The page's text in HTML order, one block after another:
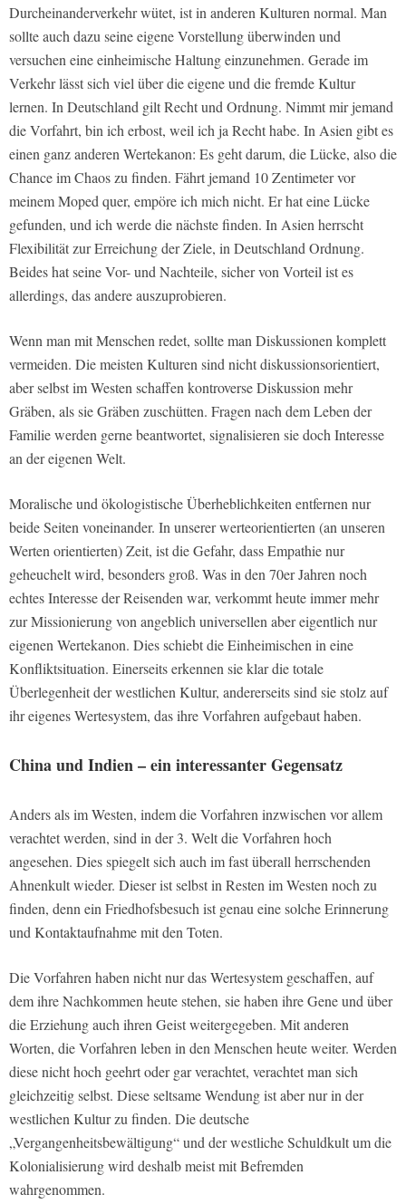
Durcheinanderverkehr wütet, ist in anderen Kulturen normal. Man
sollte auch dazu seine eigene Vorstellung überwinden und
versuchen eine einheimische Haltung einzunehmen. Gerade im
Verkehr lässt sich viel über die eigene und die fremde Kultur
lernen. In Deutschland gilt Recht und Ordnung. Nimmt mir jemand
die Vorfahrt, bin ich erbost, weil ich ja Recht habe. In Asien gibt es
einen ganz anderen Wertekanon: Es geht darum, die Lücke, also die
Chance im Chaos zu finden. Fährt jemand 10 Zentimeter vor
meinem Moped quer, empöre ich mich nicht. Er hat eine Lücke
gefunden, und ich werde die nächste finden. In Asien herrscht
Flexibilität zur Erreichung der Ziele, in Deutschland Ordnung.
Beides hat seine Vor- und Nachteile, sicher von Vorteil ist es
allerdings, das andere auszuprobieren.
Wenn man mit Menschen redet, sollte man Diskussionen komplett
vermeiden. Die meisten Kulturen sind nicht diskussionsorientiert,
aber selbst im Westen schaffen kontroverse Diskussion mehr
Gräben, als sie Gräben zuschütten. Fragen nach dem Leben der
Familie werden gerne beantwortet, signalisieren sie doch Interesse
an der eigenen Welt.
Moralische und ökologistische Überheblichkeiten entfernen nur
beide Seiten voneinander. In unserer werteorientierten (an unseren
Werten orientierten) Zeit, ist die Gefahr, dass Empathie nur
geheuchelt wird, besonders groß. Was in den 70er Jahren noch
echtes Interesse der Reisenden war, verkommt heute immer mehr
zur Missionierung von angeblich universellen aber eigentlich nur
eigenen Wertekanon. Dies schiebt die Einheimischen in eine
Konfliktsituation. Einerseits erkennen sie klar die totale
Überlegenheit der westlichen Kultur, andererseits sind sie stolz auf
ihr eigenes Wertesystem, das ihre Vorfahren aufgebaut haben.
China und Indien – ein interessanter Gegensatz
Anders als im Westen, indem die Vorfahren inzwischen vor allem
verachtet werden, sind in der 3. Welt die Vorfahren hoch
angesehen. Dies spiegelt sich auch im fast überall herrschenden
Ahnenkult wieder. Dieser ist selbst in Resten im Westen noch zu
finden, denn ein Friedhofsbesuch ist genau eine solche Erinnerung
und Kontaktaufnahme mit den Toten.
Die Vorfahren haben nicht nur das Wertesystem geschaffen, auf
dem ihre Nachkommen heute stehen, sie haben ihre Gene und über
die Erziehung auch ihren Geist weitergegeben. Mit anderen
Worten, die Vorfahren leben in den Menschen heute weiter. Werden
diese nicht hoch geehrt oder gar verachtet, verachtet man sich
gleichzeitig selbst. Diese seltsame Wendung ist aber nur in der
westlichen Kultur zu finden. Die deutsche
„Vergangenheitsbewältigung“ und der westliche Schuldkult um die
Kolonialisierung wird deshalb meist mit Befremden
wahrgenommen.